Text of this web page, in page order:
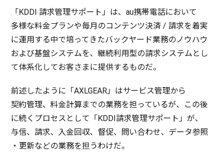
「KDDI 請求管理サポート」は、au携帯電話において
多様な料金プランや毎月のコンテンツ決済/ 請求を着実
に運用する中で培ってきたバックヤード業務のノウハウ
および基盤システムを、継続利用型の請求システム とし
て体系化 してお客さまに提供するものだ。
前述したように「AXLGEAR」はサービス管理から
契約管理、料金計算までの業務を担っているが、この後
に続く プロセス として「KDDI請求管理サポート」が、
与信、 請求、 入金回収、 督促、問い合わせ、 データ参照
・ 更新などの業務を担うわけだ。